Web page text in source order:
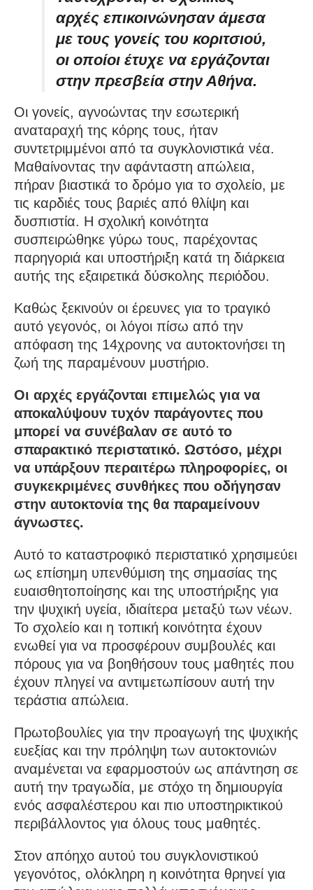
αρχές επικοινώνησαν άμεσα
με τους γονείς του κοριτσιού,
οι οποίοι έτυχε να εργάζονται
στην πρεσβεία στην Αθήνα.
Οι γονείς, αγνοώντας την εσωτερική
αναταραχή της κόρης τους, ήταν
συντετριμμένοι από τα συγκλονιστικά νέα.
Μαθαίνοντας την αφάνταστη απώλεια,
πήραν βιαστικά το δρόμο για το σχολείο, με
τις καρδιές τους βαριές από θλίψη και
δυσπιστία. Η σχολική κοινότητα
συσπειρώθηκε γύρω τους, παρέχοντας
παρηγοριά και υποστήριξη κατά τη διάρκεια
αυτής της εξαιρετικά δύσκολης περιόδου.
Καθώς ξεκινούν οι έρευνες για το τραγικό
αυτό γεγονός, οι λόγοι πίσω από την
απόφαση της 14χρονης να αυτοκτονήσει τη
ζωή της παραμένουν μυστήριο.
Οι αρχές εργάζονται επιμελώς για να
αποκαλύψουν τυχόν παράγοντες που
μπορεί να συνέβαλαν σε αυτό το
σπαρακτικό περιστατικό. Ωστόσο, μέχρι
να υπάρξουν περαιτέρω πληροφορίες, οι
συγκεκριμένες συνθήκες που οδήγησαν
στην αυτοκτονία της θα παραμείνουν
άγνωστες.
Αυτό το καταστροφικό περιστατικό χρησιμεύει
ως επίσημη υπενθύμιση της σημασίας της
ευαισθητοποίησης και της υποστήριξης για
την ψυχική υγεία, ιδιαίτερα μεταξύ των νέων.
Το σχολείο και η τοπική κοινότητα έχουν
ενωθεί για να προσφέρουν συμβουλές και
πόρους για να βοηθήσουν τους μαθητές που
έχουν πληγεί να αντιμετωπίσουν αυτή την
τεράστια απώλεια.
Πρωτοβουλίες για την προαγωγή της ψυχικής
ευεξίας και την πρόληψη των αυτοκτονιών
αναμένεται να εφαρμοστούν ως απάντηση σε
αυτή την τραγωδία, με στόχο τη δημιουργία
ενός ασφαλέστερου και πιο υποστηρικτικού
περιβάλλοντος για όλους τους μαθητές.
Στον απόηχο αυτού του συγκλονιστικού
γεγονότος, ολόκληρη η κοινότητα θρηνεί για